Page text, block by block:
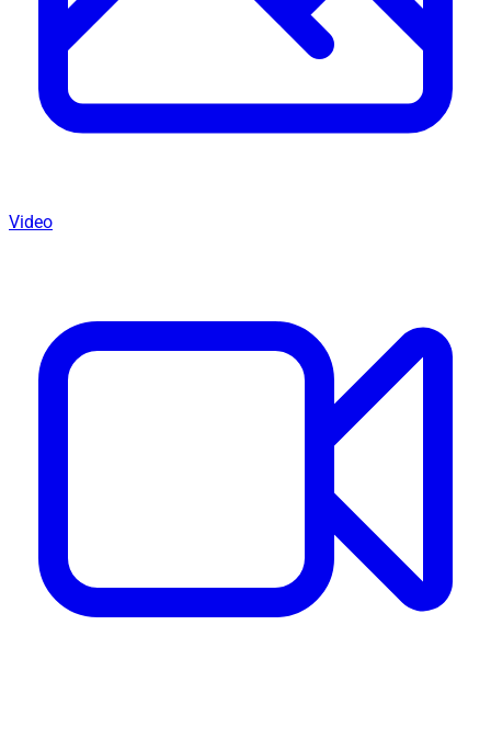
Video